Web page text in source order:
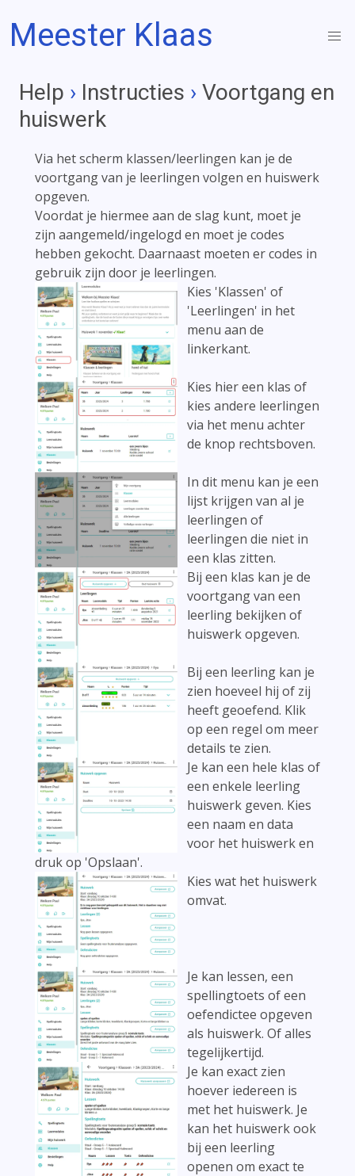
Meester Klaas
Help › Instructies › Voortgang en
huiswerk
Via het scherm klassen/leerlingen kan je de
voortgang van je leerlingen volgen en huiswerk
opgeven.
Voordat je hiermee aan de slag kunt, moet je
zijn aangemeld/ingelogd en moet je codes
hebben gekocht. Daarnaast moeten er codes in
gebruik zijn door je leerlingen.
Kies 'Klassen' of
'Leerlingen' in het
menu aan de
linkerkant.
Kies hier een klas of
kies andere leerlingen
via het menu achter
de knop rechtsboven.
In dit menu kan je een
lijst krijgen van al je
leerlingen of
leerlingen die niet in
een klas zitten.
Bij een klas kan je de
voortgang van een
leerling bekijken of
huiswerk opgeven.
Bij een leerling kan je
zien hoeveel hij of zij
heeft geoefend. Klik
op een regel om meer
details te zien.
Je kan een hele klas of
een enkele leerling
huiswerk geven. Kies
een naam en data
voor het huiswerk en
druk op 'Opslaan'.
Kies wat het huiswerk
omvat.
Je kan lessen, een
spellingtoets of een
oefendictee opgeven
als huiswerk. Of alles
tegelijkertijd.
Je kan exact zien
hoever iedereen is
met het huiswerk. Je
kan het huiswerk ook
bij een leerling
openen om exact te